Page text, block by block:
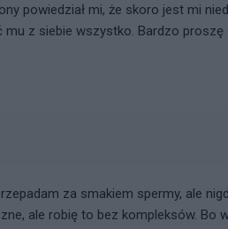
powiedział mi, że skoro jest mi
mu z siebie wszystko. Bardzo proszę
za smakiem spermy, ale
ale robię to bez kompleksów. Bo